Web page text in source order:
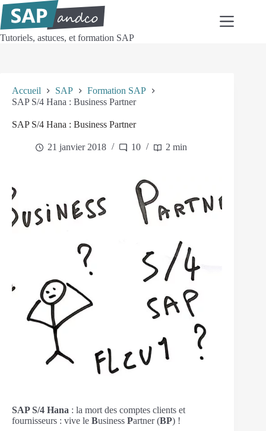
Passer
au
contenu
Tutoriels, astuces, et formation SAP
Accueil SAP
Formation SAP
SAP S/4 Hana : Business Partner
SAP S/4 Hana : Business Partner
21 janvier 2018 10 2 min
SAP S/4 Hana : la mort des comptes clients et
fournisseurs : vive le Business Partner (BP) !